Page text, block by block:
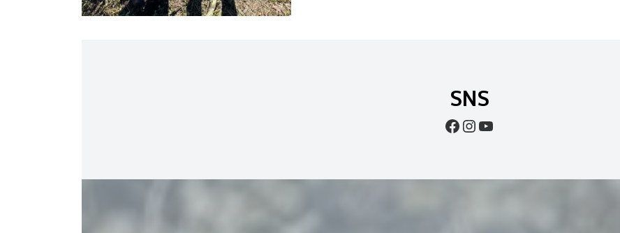
SNS
Facebook
Instagram
YouTube